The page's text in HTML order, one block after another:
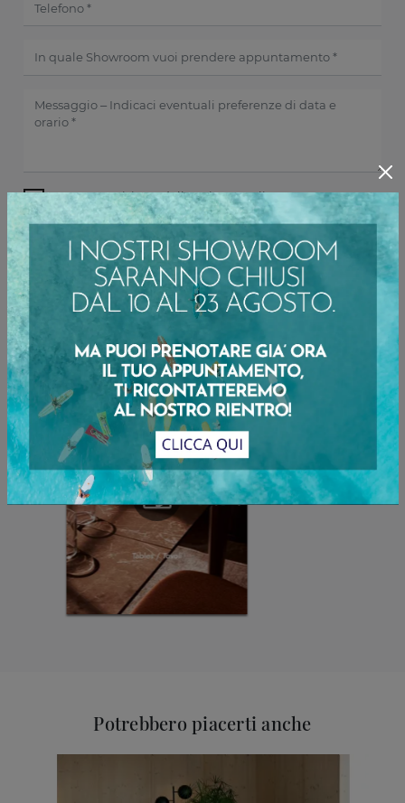
Sfoglia i cataloghi
Ho preso visione dellaPrivacy Policy
INVIA
Potrebbero piacerti anche